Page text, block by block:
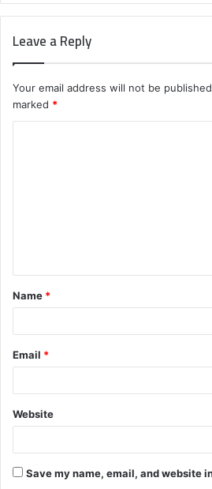
Leave a Reply
Your email address will not be
marked *
t
*
Name *
Email *
Website
Save my name, email, and website